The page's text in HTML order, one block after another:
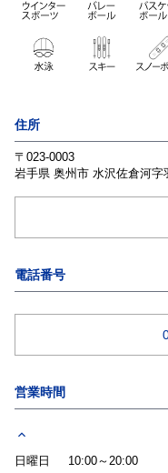
住所
〒023-0003
岩手県 奥州市 水沢佐倉河字
電話番号
営業時間
日曜日
10:00～20:00